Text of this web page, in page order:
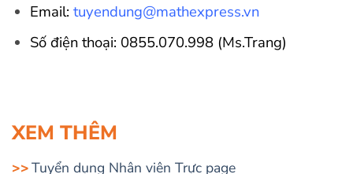
Email: tuyendung@mathexpress.vn
Số điện thoại: 0855.070.998 (Ms.Trang)
XEM THÊM
Tuyển dụng Nhân viên Trực page